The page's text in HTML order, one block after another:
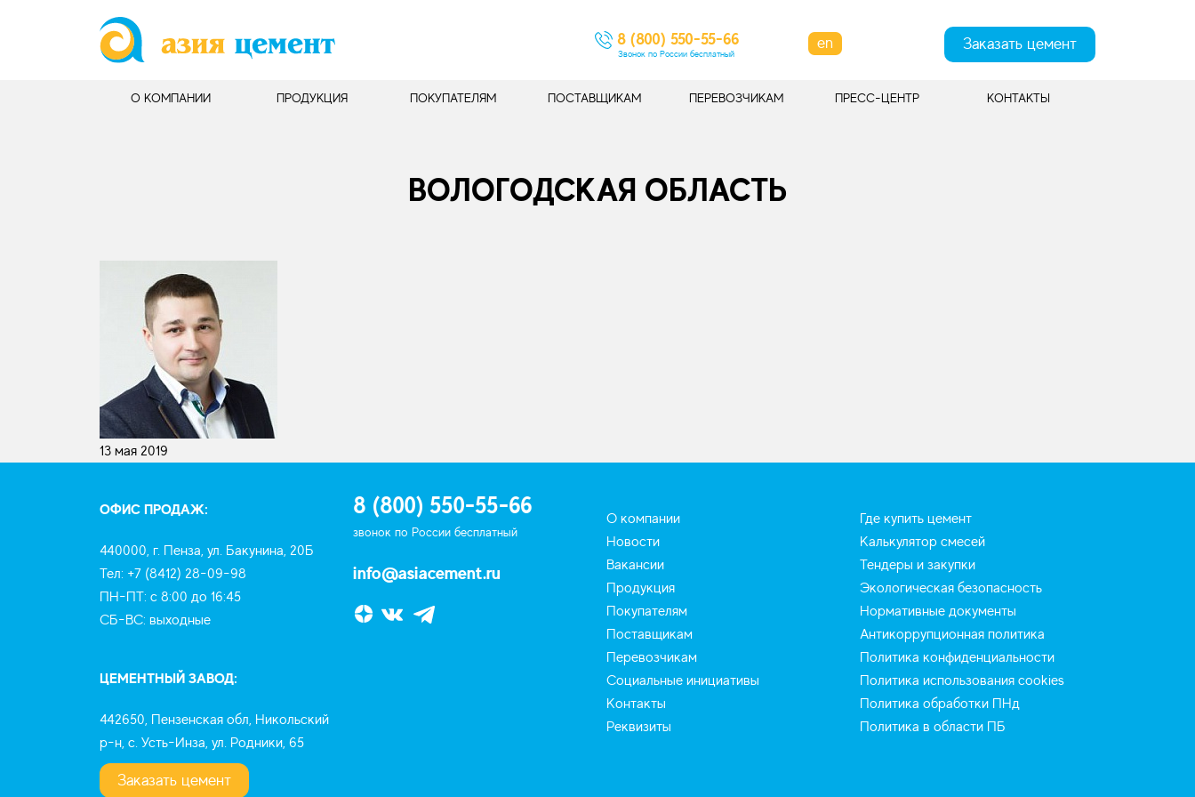
8 (800) 550-55-66
Звонок по России бесплатный
en Заказать цемент
О КОМПАНИИ ПРОДУКЦИЯ ПОКУПАТЕЛЯМ ПОСТАВЩИКАМ ПЕРЕВОЗЧИКАМ ПРЕСС-ЦЕНТР КОНТАКТЫ
ВОЛОГОДСКАЯ ОБЛАСТЬ
13 мая 2019
ОФИС ПРОДАЖ:
440000, г. Пенза, ул. Бакунина, 20Б
Тел: +7 (8412) 28-09-98
ПН-ПТ: с 8:00 до 16:45
СБ-ВС: выходные
ЦЕМЕНТНЫЙ ЗАВОД:
442650, Пензенская обл, Никольский
р-н, с. Усть-Инза, ул. Родники, 65
Заказать цемент
8 (800) 550-55-66
звонок по России бесплатный
info@asiacement.ru
О компании
Новости
Вакансии
Продукция
Покупателям
Поставщикам
Перевозчикам
Социальные инициативы
Контакты
Реквизиты
Где купить цемент
Калькулятор смесей
Тендеры и закупки
Экологическая безопасность
Нормативные документы
Антикоррупционная политика
Политика конфиденциальности
Политика использования cookies
Политика обработки ПНд
Политика в области ПБ